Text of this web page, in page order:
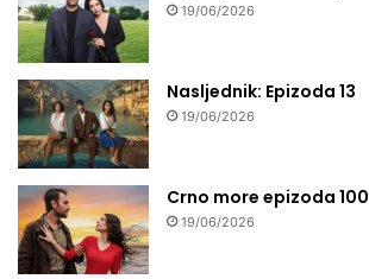
19/06/2026
Nasljednik: Epizoda 13
19/06/2026
Crno more epizoda 100
19/06/2026